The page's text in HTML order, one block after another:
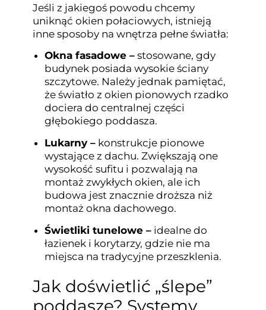
Jeśli z jakiegoś powodu chcemy
uniknąć okien połaciowych, istnieją
inne sposoby na wnętrza pełne światła:
Okna fasadowe –stosowane, gdy
budynek posiada wysokie ściany
szczytowe. Należy jednak pamiętać,
że światło z okien pionowych rzadko
dociera do centralnej części
głębokiego poddasza.
Lukarny –konstrukcje pionowe
wystające z dachu. Zwiększają one
wysokość sufitu i pozwalają na
montaż zwykłych okien, ale ich
budowa jest znacznie droższa niż
montaż okna dachowego.
Świetliki tunelowe –idealne do
łazienek i korytarzy, gdzie nie ma
miejsca na tradycyjne przeszklenia.
Jak doświetlić „ślepe”
poddasze? Systemy